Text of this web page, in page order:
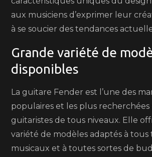
aux musiciens d’exprimer leur
à se soucier des tendances
Grande variété de
disponibles
La guitare Fender est l’une des
populaires et les plus recherchées
guitaristes de tous niveaux. Elle
variété de modèles adaptés à tous
musicaux et à toutes sortes de